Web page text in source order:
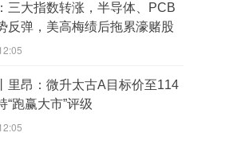
三大指数转涨，半导体、PCB
反弹，美高梅绩后拖累濠赌股
里昂：微升太古A目标价至114
“跑赢大市”评级